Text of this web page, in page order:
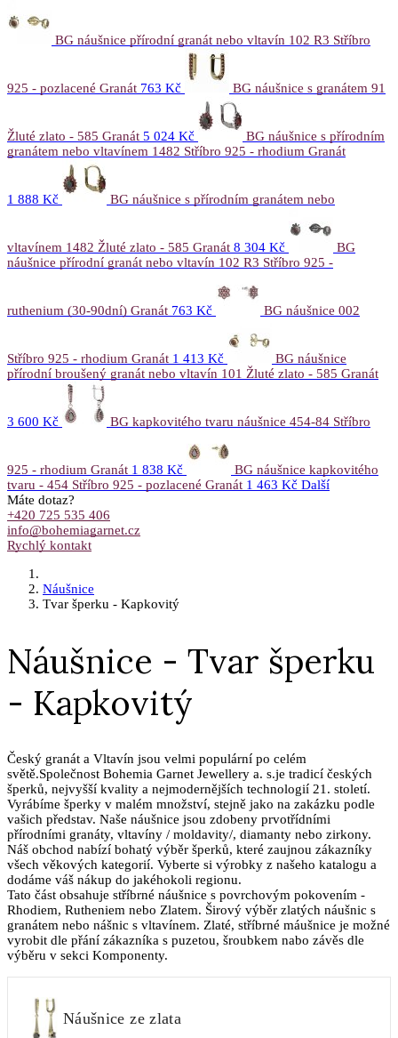
BG náušnice přírodní granát nebo vltavín 102 R3 Stříbro
925 - pozlacené Granát 763 Kč BG náušnice s granátem 91
Žluté zlato - 585 Granát 5 024 Kč
BG náušnice s přírodním
granátem nebo vltavínem 1482 Stříbro 925 - rhodium Granát
1 888 Kč BG náušnice s přírodním granátem nebo
vltavínem 1482 Žluté zlato - 585 Granát 8 304 Kč
BG
náušnice přírodní granát nebo vltavín 102 R3 Stříbro 925 -
ruthenium (30-90dní) Granát 763 Kč BG náušnice 002
Stříbro 925 - rhodium Granát 1 413 Kč
BG náušnice
přírodní broušený granát nebo vltavín 101 Žluté zlato - 585 Granát
3 600 Kč BG kapkovitého tvaru náušnice 454-84 Stříbro
925 - rhodium Granát 1 838 Kč
BG náušnice kapkovitého
tvaru - 454 Stříbro 925 - pozlacené Granát 1 463 Kč Další
Máte dotaz?
+420 725 535 406
info@bohemiagarnet.cz
Rychlý kontakt
Náušnice
Tvar šperku - Kapkovitý
Náušnice - Tvar šperku
- Kapkovitý
Český granát a Vltavín jsou velmi populární po celém
světě.Společnost Bohemia Garnet Jewellery a. s.je tradicí českých
šperků, nejvyšší kvality a nejmodernějších technologií 21. století.
Vyrábíme šperky v malém množství, stejně jako na zakázku podle
vašich představ. Naše náušnice jsou zdobeny prvotřídními
přírodními granáty, vltavíny / moldavity/, diamanty nebo zirkony.
Náš obchod nabízí bohatý výběr šperků, které zaujnou zákazníky
všech věkových kategorií. Vyberte si výrobky z našeho katalogu a
dodáme váš nákup do jakéhokoli regionu.
Tato část obsahuje stříbrné náušnice s povrchovým pokovením -
Rhodiem, Rutheniem nebo Zlatem. Širový výběr zlatých náušnic s
granátem nebo nášnic s vltavínem. Zlaté, stříbrné máušnice je možné
vyrobit dle přání zákazníka s puzetou, šroubkem nabo závěs dle
výběru v sekci Komponenty.
Náušnice ze zlata